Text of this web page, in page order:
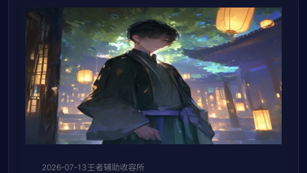
2026-07-13王者辅助收容所